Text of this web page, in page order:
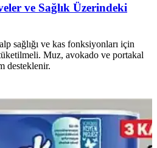
ve Sağlık Üzerindeki
sağlığı ve kas fonksiyonları için
Muz, avokado ve portakal
desteklenir.